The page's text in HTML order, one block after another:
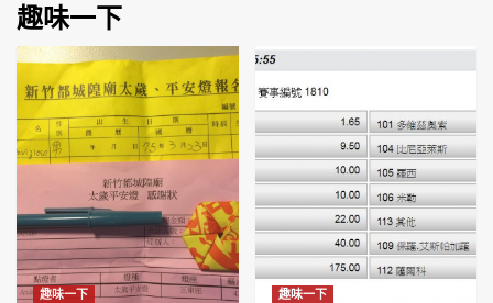
趣味一下
趣味一下 趣味一下